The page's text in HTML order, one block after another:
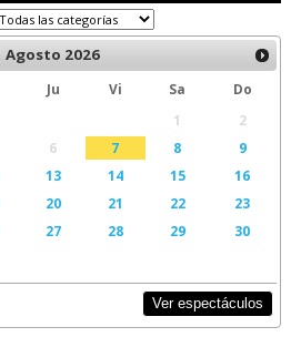
Agosto 2026
Ju Vi Sa
Do
1
2
6 7 8
9
13 14 15
16
20 21 22
23
27 28 29
30
Ver espectáculos